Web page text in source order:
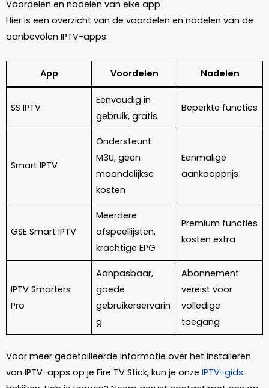
Voordelen en nadelen van elke app
Hier is een overzicht van de voordelen en nadelen van de
aanbevolen IPTV-apps:
App Voordelen Nadelen
SS IPTV
Eenvoudig in
gebruik, gratis
Beperkte functies
Smart IPTV
Ondersteunt
M3U, geen
maandelijkse
kosten
Eenmalige
aankoopprijs
GSE Smart IPTV
Meerdere
afspeellijsten,
krachtige EPG
Premium functies
kosten extra
IPTV Smarters
Pro
Aanpasbaar,
goede
gebruikerservarin
g
Abonnement
vereist voor
volledige
toegang
Voor meer gedetailleerde informatie over het installeren
van IPTV-apps op je Fire TV Stick, kun je onze IPTV-gids